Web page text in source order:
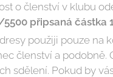
o členství v klubu
5500 připsaná částka
použiji pouze na
členství a podobně.
sdělení. Pokud by